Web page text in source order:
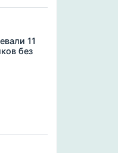
11
без